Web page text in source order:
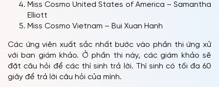
Miss Cosmo United States of America – Samantha
Elliott
Miss Cosmo Vietnam – Bui Xuan Hanh
Các ứng viên xuất sắc nhất bước vào phần thi ứng xử
với ban giám khảo. Ở phần thi này, các giám khảo sẽ
đặt câu hỏi để các thí sinh trả lời. Thí sinh có tối đa 60
giây để trả lời câu hỏi của mình.